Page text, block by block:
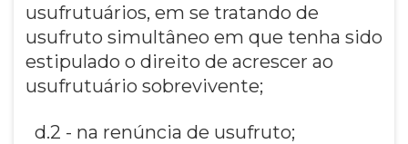
usufrutuários, em se tratando de
usufruto simultâneo em que tenha sido
estipulado o direito de acrescer ao
usufrutuário sobrevivente;
d.2 - na renúncia de usufruto;